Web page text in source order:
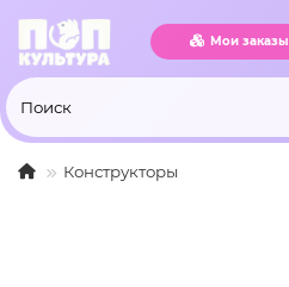
Мои заказы
Конструкторы